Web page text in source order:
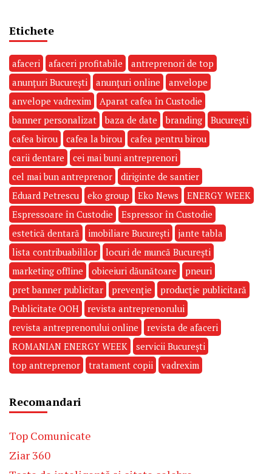
Etichete
afaceri afaceri profitabile
antreprenori de top
anunțuri București
anunțuri online
anvelope
anvelope vadrexim
Aparat cafea în Custodie
banner personalizat
baza de date branding
București
cafea birou
cafea la birou
cafea pentru birou
carii dentare
cei mai buni antreprenori
cel mai bun antreprenor
diriginte de santier
Eduard Petrescu
eko group Eko News
ENERGY WEEK
Espressoare în Custodie
Espressor în Custodie
estetică dentară
imobiliare București
jante tabla
lista contribuabililor
locuri de muncă București
marketing offline
obiceiuri dăunătoare
pneuri
pret banner publicitar
prevenție
producție publicitară
Publicitate OOH
revista antreprenorului
revista antreprenorului online
revista de afaceri
ROMANIAN ENERGY WEEK
servicii București
top antreprenor
tratament copii vadrexim
Recomandari
Top Comunicate
Ziar 360